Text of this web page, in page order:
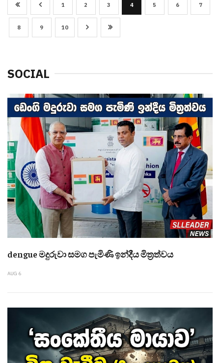
1 2 3 4 5 6 7
8 9 10
SOCIAL
dengue මදුරුවා සමග පැමිණි ඉන්දීය මිත්‍රත්වය
AUG 6